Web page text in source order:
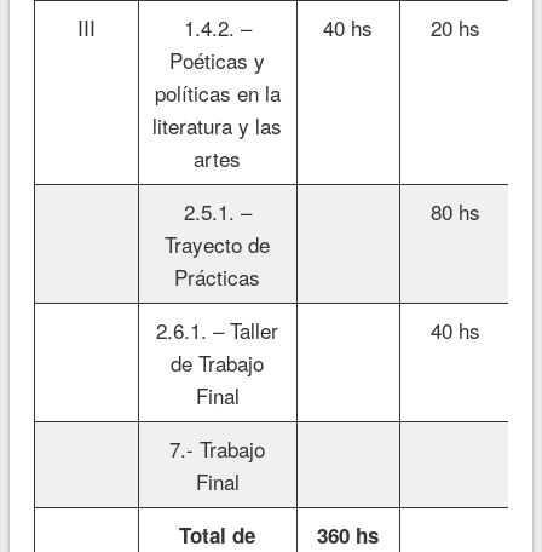
III
1.4.2. –
Poéticas y
políticas en la
literatura y las
artes
40 hs 20 hs
2.5.1. –
Trayecto de
Prácticas
80 hs
2.6.1. – Taller
de Trabajo
Final
40 hs
7.- Trabajo
Final
Total de
360 hs